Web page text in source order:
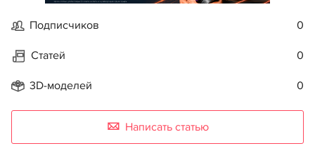
Подписчиков 0
Статей 0
3D-моделей 0
Написать статью